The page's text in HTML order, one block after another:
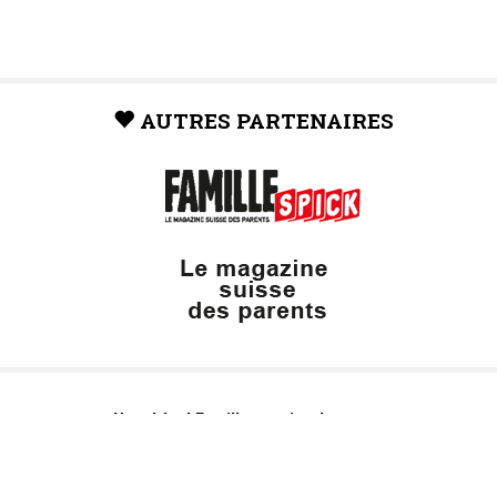
AUTRES PARTENAIRES
Neuchâtel Famille, un site du groupe: